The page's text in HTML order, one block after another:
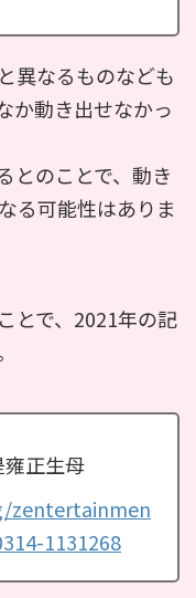
異なるものなども
か動き出せなかっ
とのことで、動き
る可能性はありま
とで、2021年の記
雍正生母
zentertainmen
1131268